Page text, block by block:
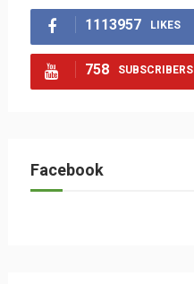
1113957 LIKES
758 SUBSCRIBERS
Facebook